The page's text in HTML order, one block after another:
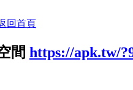
回首頁
間 https://apk.tw/